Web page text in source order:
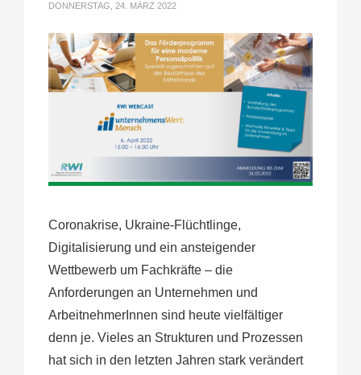
DONNERSTAG, 24. MÄRZ 2022
Coronakrise, Ukraine-Flüchtlinge,
Digitalisierung und ein ansteigender
Wettbewerb um Fachkräfte – die
Anforderungen an Unternehmen und
ArbeitnehmerInnen sind heute vielfältiger
denn je. Vieles an Strukturen und Prozessen
hat sich in den letzten Jahren stark verändert